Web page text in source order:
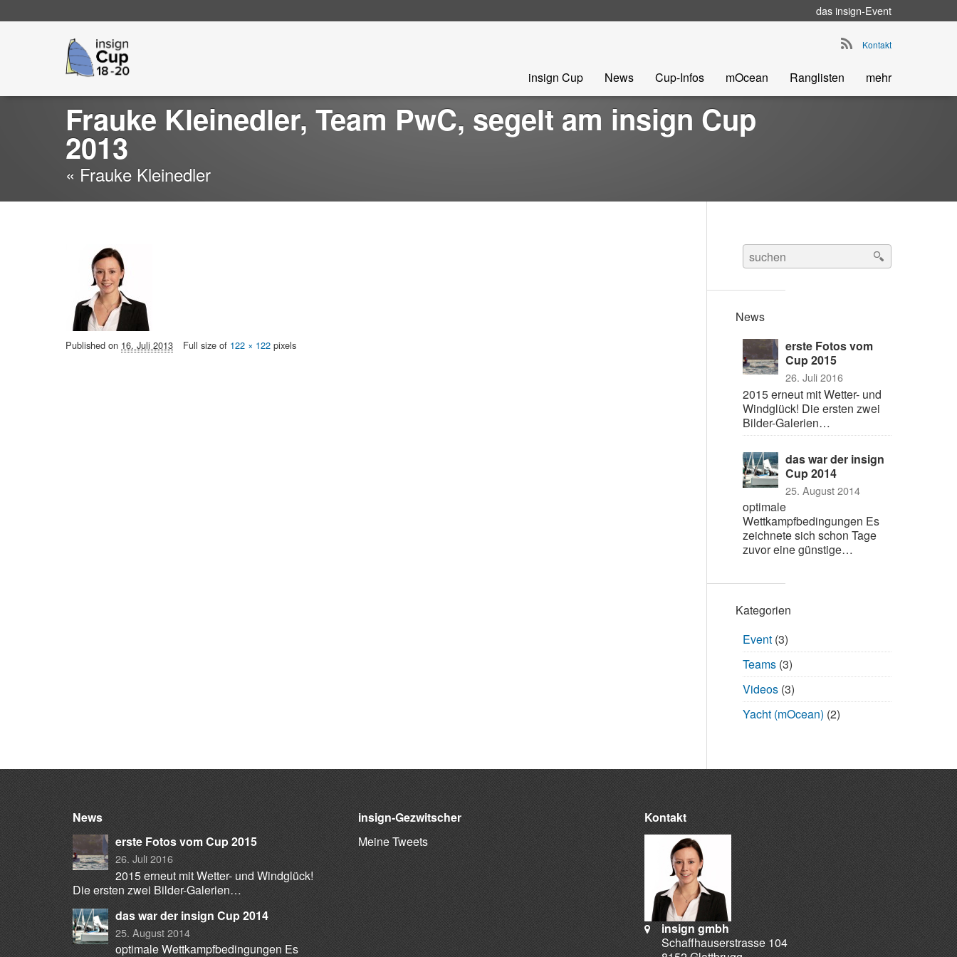
main
navigation
dasinsign-Event
insign Cup
Kontakt
Skip
content
insign Cup News Cup-Infos mOcean Ranglisten mehr
Frauke Kleinedler, Team PwC, segelt am insign Cup
2013
« Frauke Kleinedler
Published on 16. Juli 2013 Full size of 122 × 122 pixels
Search
for:
News
erste Fotos vom
Cup 2015
26. Juli 2016
2015 erneut mit Wetter- und
Windglück! Die ersten zwei
Bilder-Galerien…
das war der insign
Cup 2014
25. August 2014
optimale
Wettkampfbedingungen Es
zeichnete sich schon Tage
zuvor eine günstige…
Kategorien
Event (3)
Teams (3)
Videos (3)
Yacht (mOcean) (2)
News
erste Fotos vom Cup 2015
26. Juli 2016
2015 erneut mit Wetter- und Windglück!
Die ersten zwei Bilder-Galerien…
das war der insign Cup 2014
25. August 2014
optimale Wettkampfbedingungen Es
insign-Gezwitscher
Meine Tweets
Kontakt
insign gmbh
Schaffhauserstrasse 104